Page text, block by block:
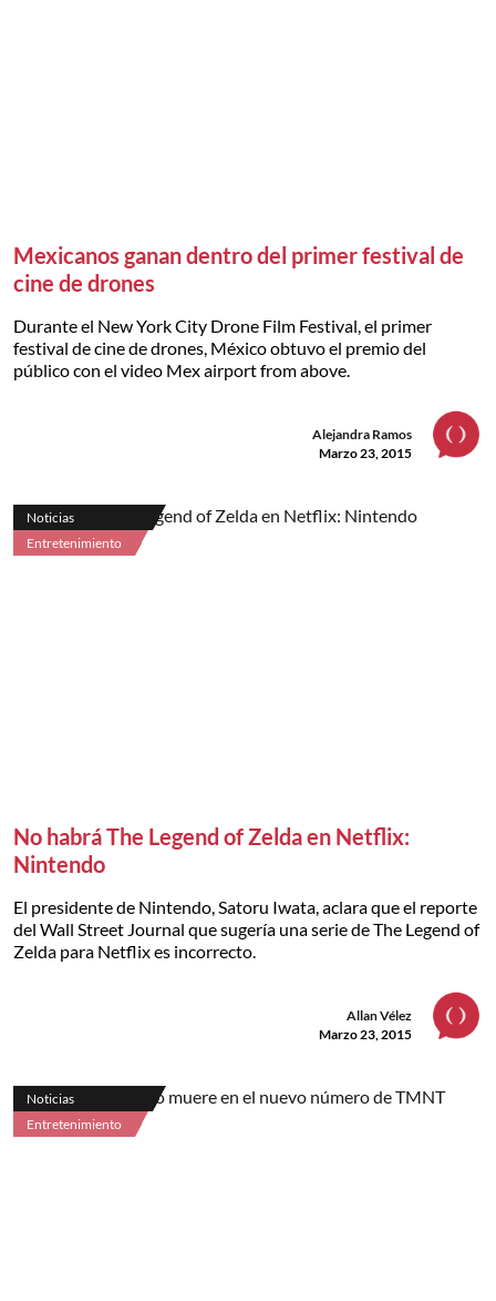
Mexicanos ganan dentro del primer festival de
cine de drones
Durante el New York City Drone Film Festival, el primer
festival de cine de drones, México obtuvo el premio del
público con el video Mex airport from above.
Alejandra Ramos
Marzo 23, 2015
Noticias
Entretenimiento
No habrá The Legend of Zelda en Netflix:
Nintendo
El presidente de Nintendo, Satoru Iwata, aclara que el reporte
del Wall Street Journal que sugería una serie de The Legend of
Zelda para Netflix es incorrecto.
Allan Vélez
Marzo 23, 2015
Noticias
Entretenimiento